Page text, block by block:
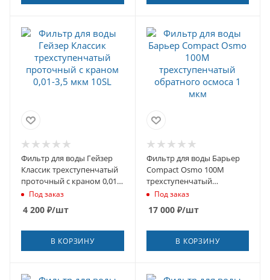
Фильтр для воды Гейзер
Классик трехступенчатый
проточный с краном 0,01-
3,5 мкм 10SL
Под заказ
4 200 ₽/шт
В КОРЗИНУ
Фильтр для воды Барьер
Compact Osmo 100М
трехступенчатый
обратного осмоса 1 мкм
Под заказ
17 000₽/шт
В КОРЗИНУ